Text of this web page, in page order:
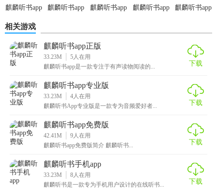
5. 音质优良：采用高清音频技术，确保音质清晰流畅。
【麒麟听书app官方正版测评】
高质量的音频体验，在同类软件中脱颖而出。无论是对于喜
欢听小说的书迷，还是想要获取知识的学习者，都是一个值
印象深刻，是一个集娱乐与学习于一体的优秀听书应用。
麒麟听书app
麒麟听书app
麒麟听书app
麒麟听书app
麒麟听书app
相关游戏
麒麟听书app正版
33.23M 5 人在用
麒麟听书app是一款专注于有声读物阅读的...
下载
麒麟听书app专业版
33.23M 4 人在用
麒麟听书App专业版是一款专为音频爱好者...
下载
麒麟听书app免费版
42.41M 9 人在用
麒麟听书app免费版简介 麒麟听书...
下载
麒麟听书手机app
33.23M 8 人在用
麒麟听书是一款专为手机用户设计的在线听书...
下载